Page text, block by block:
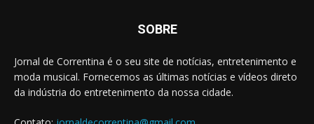
SOBRE
Jornal de Correntina é o seu site de notícias, entretenimento e
moda musical. Fornecemos as últimas notícias e vídeos direto
da indústria do entretenimento da nossa cidade.